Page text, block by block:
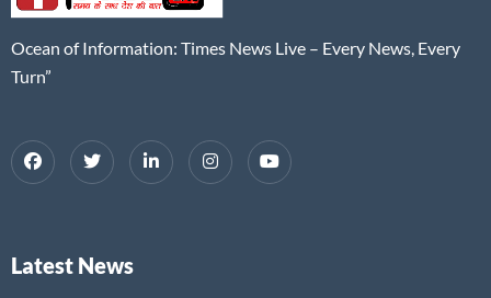
Ocean of Information: Times News Live – Every News, Every
Turn”
Latest News